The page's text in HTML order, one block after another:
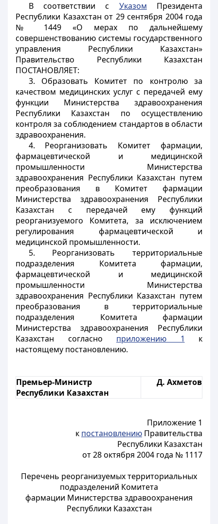
В соответствии с Указом Президента
Республики Казахстан от 29 сентября 2004 года
№ 1449 «О мерах по дальнейшему
совершенствованию системы государственного
управления Республики Казахстан»
Правительство Республики Казахстан
ПОСТАНОВЛЯЕТ:
3. Образовать Комитет по контролю за
качеством медицинских услуг с передачей ему
функции Министерства здравоохранения
Республики Казахстан по осуществлению
контроля за соблюдением стандартов в области
здравоохранения.
4. Реорганизовать Комитет фармации,
фармацевтической и медицинской
промышленности Министерства
здравоохранения Республики Казахстан путем
преобразования в Комитет фармации
Министерства здравоохранения Республики
Казахстан с передачей ему функций
реорганизуемого Комитета, за исключением
регулирования фармацевтической и
медицинской промышленности.
5. Реорганизовать территориальные
подразделения Комитета фармации,
фармацевтической и медицинской
промышленности Министерства
здравоохранения Республики Казахстан путем
преобразования в территориальные
подразделения Комитета фармации
Министерства здравоохранения Республики
Казахстан согласно приложению 1
к
настоящему постановлению.
Премьер-Министр
Республики Казахстан
Д. Ахметов
Приложение 1
к постановлению Правительства
Республики Казахстан
от 28 октября 2004 года № 1117
Перечень реорганизуемых территориальных
подразделений Комитета
фармации Министерства здравоохранения
Республики Казахстан